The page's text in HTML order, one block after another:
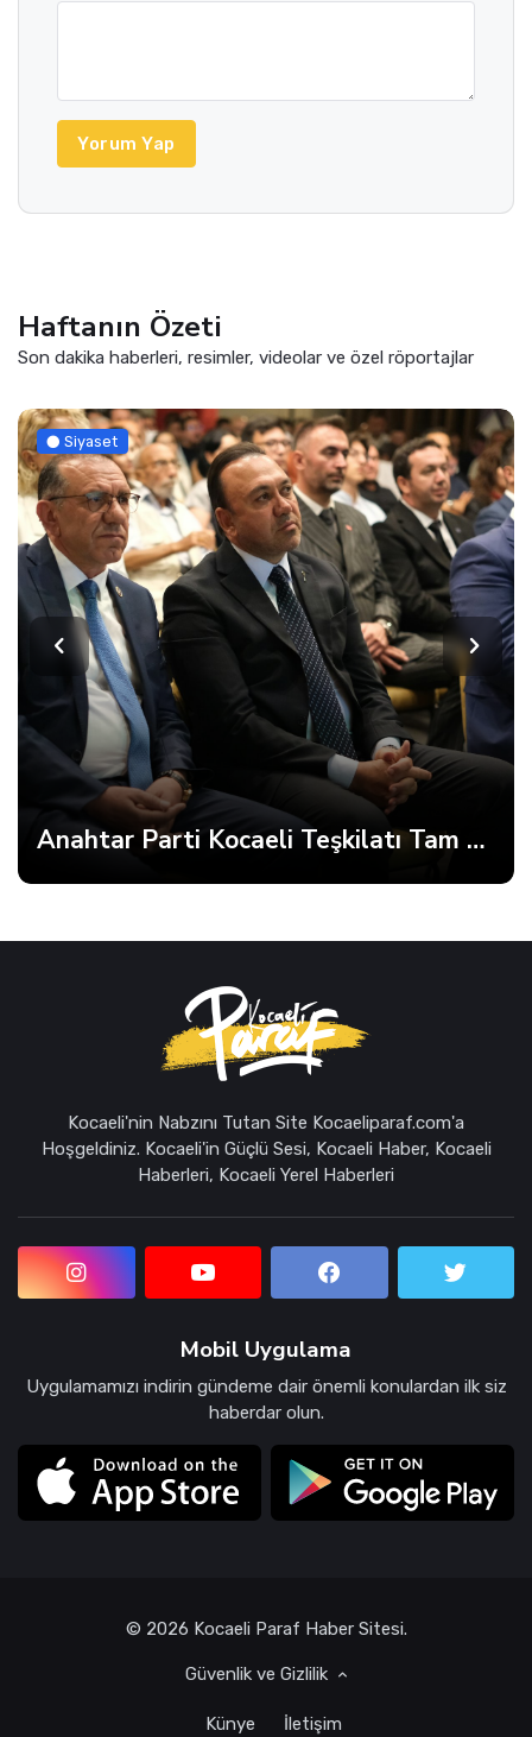
Yorum Yap
Haftanın Özeti
Son dakika haberleri, resimler, videolar ve özel röportajlar
Siyaset
Anahtar Parti Kocaeli Teşkilatı Tam Kadro Toplandı
Kocaeli'nin Nabzını Tutan Site Kocaeliparaf.com'a
Hoşgeldiniz. Kocaeli'in Güçlü Sesi, Kocaeli Haber, Kocaeli
Haberleri, Kocaeli Yerel Haberleri
Mobil Uygulama
Uygulamamızı indirin gündeme dair önemli konulardan ilk siz
haberdar olun.
© 2026 Kocaeli Paraf Haber Sitesi.
Güvenlik ve Gizlilik
Künye İletişim